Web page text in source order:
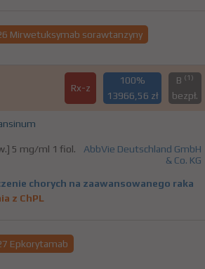
Mirwetuksymab sorawtanzyny
Rx-z
100%
13966,56 zł
B (1)
bezpł.
5 mg/ml 1 fiol.
AbbVie Deutschland GmbH
& Co. KG
chorych na zaawansowanego raka
z ChPL
Epkorytamab